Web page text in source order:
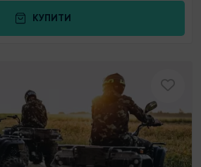
КУПИТИ